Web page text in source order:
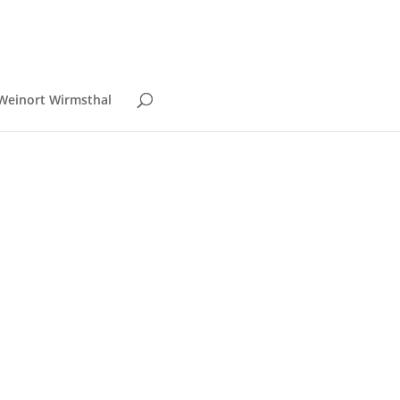
Wirmsthal